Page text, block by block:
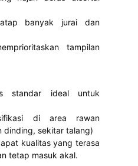
banyak jurai dan
tampilan
standar ideal untuk
di area rawan
dinding, sekitar talang)
kualitas yang terasa
tetap masuk akal.